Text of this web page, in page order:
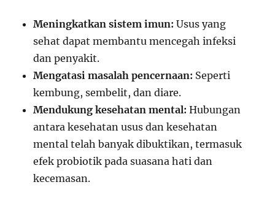
Meningkatkan sistem imun: Usus yang
sehat dapat membantu mencegah infeksi
dan penyakit.
Mengatasi masalah pencernaan: Seperti
kembung, sembelit, dan diare.
Mendukung kesehatan mental: Hubungan
antara kesehatan usus dan kesehatan
mental telah banyak dibuktikan, termasuk
efek probiotik pada suasana hati dan
kecemasan.